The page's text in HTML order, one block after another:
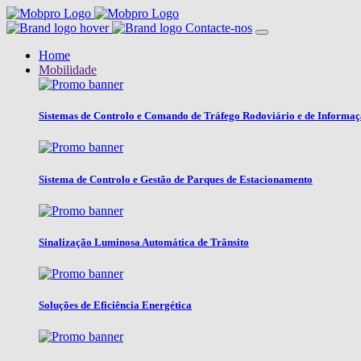
Contacte-nos
Home
Mobilidade
Sistemas de Controlo e Comando de Tráfego Rodoviário e de
Sistema de Controlo e Gestão de Parques de Estacionamento
Sinalização Luminosa Automática de Trânsito
Soluções de Eficiência Energética